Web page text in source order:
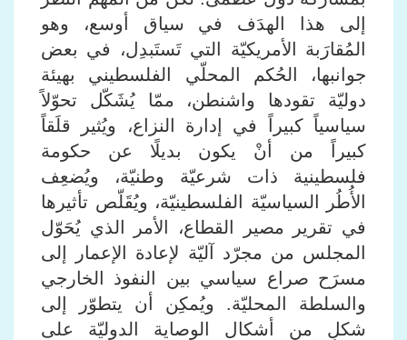
إلى هذا الهدَف في سياق أوسع، وهو
المُقارَبة الأمريكيّة التي تَستَبدِل، في بعض
جوانبها، الحُكم المحلّي الفلسطيني بهيئة
دوليّة تقودها واشنطن، ممّا يُشَكّل تحوّلاً
سياسياً كبيراً في إدارة النزاع، ويُثير قلَقاً
كبيراً من أنْ يكون بديلًا عن حكومة
فلسطينية ذات شرعيّة وطنيّة، ويُضعِف
الأُطُر السياسيّة الفلسطينيّة، ويُقَلّص تأثيرها
في تقرير مصير القطاع، الأمر الذي يُحَوّل
المجلس من مجرّد آليّة لإعادة الإعمار إلى
مسرَح صراع سياسي بين النفوذ الخارجي
والسلطة المحليّة. ويُمكِن أن يتطوّر إلى
شكلٍ من أشكال الوصاية الدوليّة على